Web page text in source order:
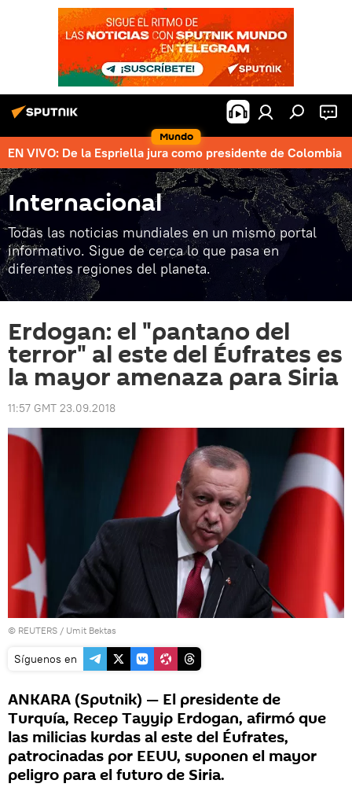
Mundo
EN VIVO: De la Espriella jura como presidente de Colombia
Internacional
Todas las noticias mundiales en un mismo portal
informativo. Sigue de cerca lo que pasa en
diferentes regiones del planeta.
Erdogan: el "pantano del
terror" al este del Éufrates es
la mayor amenaza para Siria
11:57 GMT 23.09.2018
© REUTERS / Umit Bektas
Síguenos en
ANKARA (Sputnik) — El presidente de
Turquía, Recep Tayyip Erdogan, afirmó que
las milicias kurdas al este del Éufrates,
patrocinadas por EEUU, suponen el mayor
peligro para el futuro de Siria.